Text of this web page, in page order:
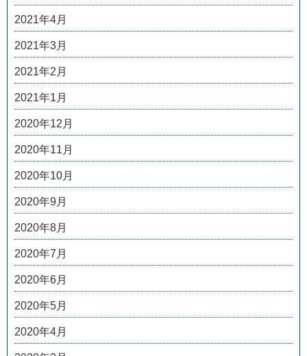
2021年4月
2021年3月
2021年2月
2021年1月
2020年12月
2020年11月
2020年10月
2020年9月
2020年8月
2020年7月
2020年6月
2020年5月
2020年4月